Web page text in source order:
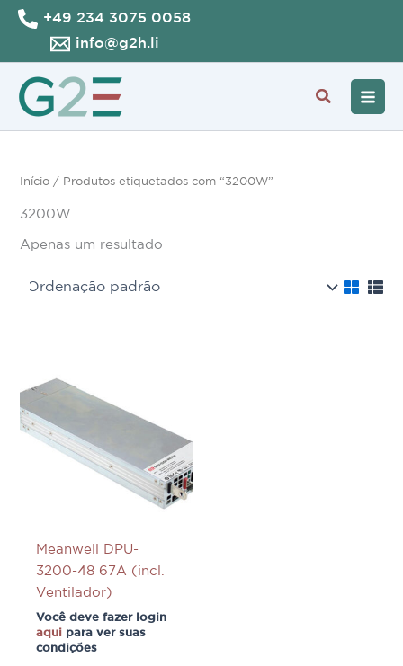
Skip
content
+49 234 3075 0058
info@g2h.li
Search
Início / Produtos etiquetados com “3200W”
3200W
Apenas um resultado
Meanwell DPU-
3200-48 67A (incl.
Ventilador)
Você deve fazer login
aqui para ver suas
condições